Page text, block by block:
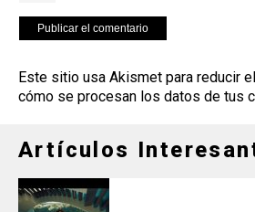
Este sitio usa Akismet para reducir
cómo se procesan los datos de tus
Artículos